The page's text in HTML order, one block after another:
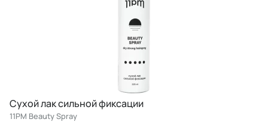
Сухой лак сильной фиксации
11PM Beauty Spray